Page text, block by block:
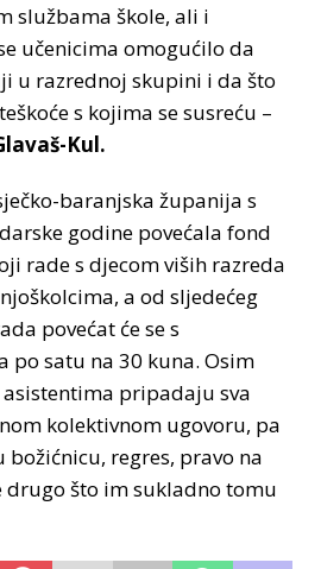
službama škole, ali i
učenicima omogućilo da
u razrednoj skupini i da što
s kojima se susreću –
Kul.
baranjska županija s
godine povećala fond
rade s djecom viših razreda
a od sljedećeg
povećat će se s
po satu na 30 kuna. Osim
asistentima pripadaju sva
kolektivnom ugovoru, pa
regres, pravo na
drugo što im sukladno tomu